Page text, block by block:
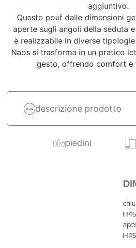
aggiuntivo.
Questo pouf dalle dimensioni
aperte sugli angoli della seduta
è realizzabile in diverse
Naos si trasforma in un pratico
gesto, offrendo comfort e
descrizione prodotto
piedini